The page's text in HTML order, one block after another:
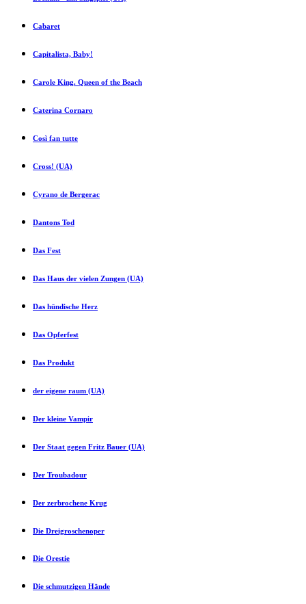
Cabaret
Capitalista, Baby!
Carole King. Queen of the Beach
Caterina Cornaro
Così fan tutte
Cross! (UA)
Cyrano de Bergerac
Dantons Tod
Das Fest
Das Haus der vielen Zungen (UA)
Das hündische Herz
Das Opferfest
Das Produkt
der eigene raum (UA)
Der kleine Vampir
Der Staat gegen Fritz Bauer (UA)
Der Troubadour
Der zerbrochene Krug
Die Dreigroschenoper
Die Orestie
Die schmutzigen Hände